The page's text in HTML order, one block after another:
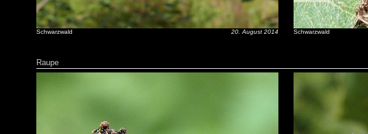
Schwarzwald 20. August 2014 Schwarzwald
Raupe